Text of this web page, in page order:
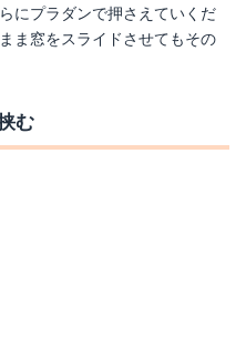
にプラダンで押さえていくだ
ま窓をスライドさせてもその
む